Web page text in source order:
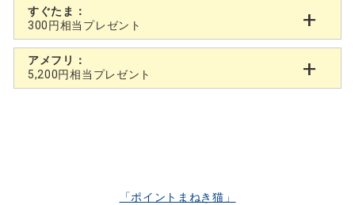
すぐたま：
300円相当プレゼント
アメフリ：
5,200円相当プレゼント
「ポイントまねき猫」